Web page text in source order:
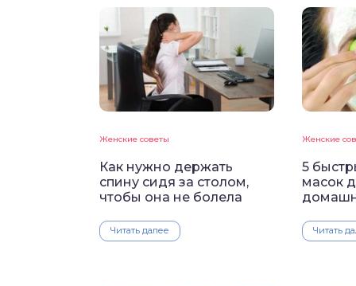
Женские советы
Как нужно держать
спину сидя за столом,
чтобы она не болела
Читать далее
Женские
5
масок
Читать